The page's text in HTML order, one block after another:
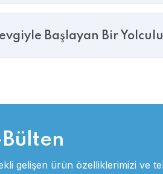
Başlayan Bir
Bülten
gelişen ürün özelliklerimizi ve